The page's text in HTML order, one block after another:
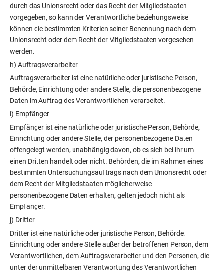
durch das Unionsrecht oder das Recht der Mitgliedstaaten
vorgegeben, so kann der Verantwortliche beziehungsweise
können die bestimmten Kriterien seiner Benennung nach dem
Unionsrecht oder dem Recht der Mitgliedstaaten vorgesehen
werden.
h) Auftragsverarbeiter
Auftragsverarbeiter ist eine natürliche oder juristische Person,
Behörde, Einrichtung oder andere Stelle, die personenbezogene
Daten im Auftrag des Verantwortlichen verarbeitet.
i) Empfänger
Empfänger ist eine natürliche oder juristische Person, Behörde,
Einrichtung oder andere Stelle, der personenbezogene Daten
offengelegt werden, unabhängig davon, ob es sich bei ihr um
einen Dritten handelt oder nicht. Behörden, die im Rahmen eines
bestimmten Untersuchungsauftrags nach dem Unionsrecht oder
dem Recht der Mitgliedstaaten möglicherweise
personenbezogene Daten erhalten, gelten jedoch nicht als
Empfänger.
j) Dritter
Dritter ist eine natürliche oder juristische Person, Behörde,
Einrichtung oder andere Stelle außer der betroffenen Person, dem
Verantwortlichen, dem Auftragsverarbeiter und den Personen, die
unter der unmittelbaren Verantwortung des Verantwortlichen